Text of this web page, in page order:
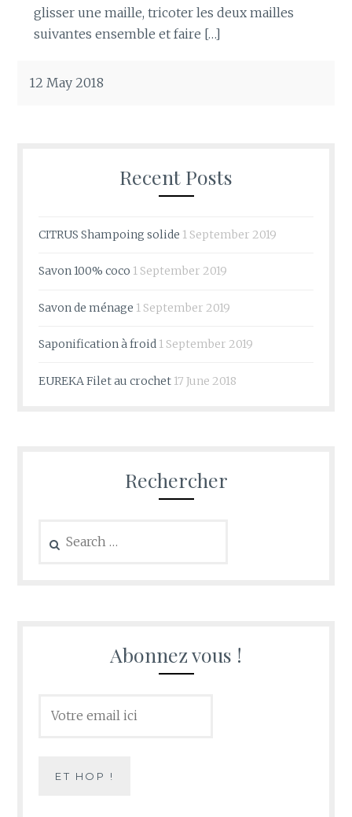
glisser une maille, tricoter les deux mailles
suivantes ensemble et faire […]
12 May 2018
Recent Posts
CITRUS Shampoing solide 1 September 2019
Savon 100% coco 1 September 2019
Savon de ménage 1 September 2019
Saponification à froid 1 September 2019
EUREKA Filet au crochet 17 June 2018
Rechercher
for:
Abonnez vous !